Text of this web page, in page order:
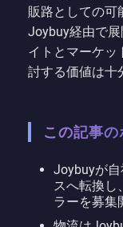
販路としての可
Joybuy経由で
イトとマーケッ
討する価値は十
この記事の
Joybuyが
スへ転換し
ラーを募集